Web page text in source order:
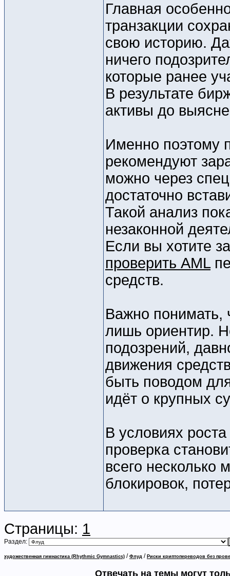
Главная
транзакции
свою историю.
ничего
которые ранее
В результате
активы до
Именно поэтому
рекомендуют
можно через
достаточно
Такой анализ
незаконной
Если вы хотите
проверить AML
средств.
Важно понимать,
лишь ориентир.
подозрений,
движения
быть поводом
идёт о крупных
В условиях
проверка
всего несколько
блокировок,
Страницы: 1
Раздел:
художественная гимнастика (Rhythmic Gymnastics) / Флуд / Риски криптопереводов без
Отвечать на темы могут